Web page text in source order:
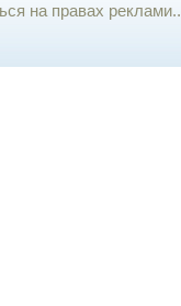
на правах реклами..